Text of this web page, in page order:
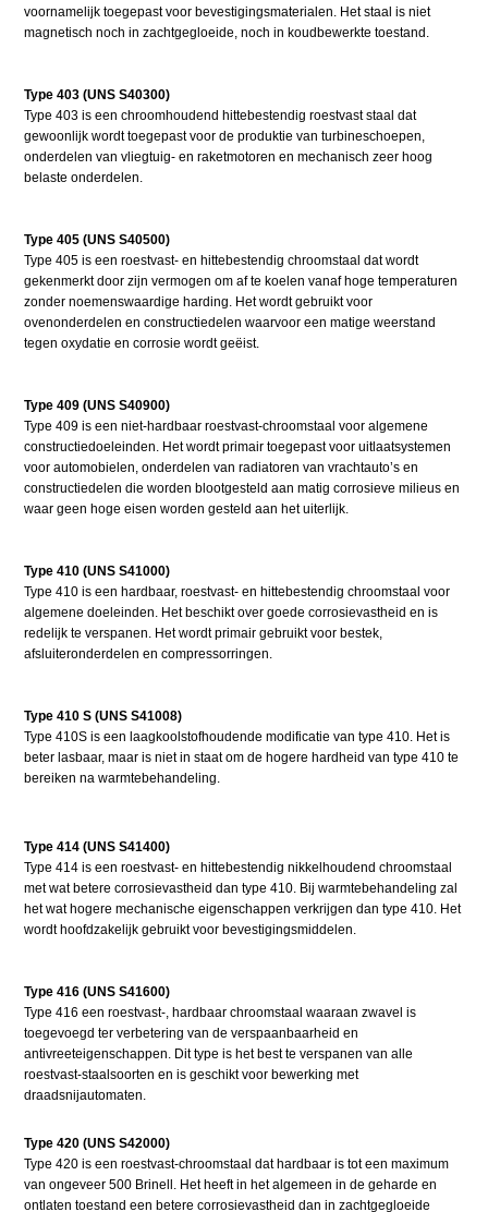
voornamelijk toegepast voor bevestigingsmaterialen. Het staal is niet
magnetisch noch in zachtgegloeide, noch in koudbewerkte toestand.
Type 403 (UNS S40300)
Type 403 is een chroomhoudend hittebestendig roestvast staal dat
gewoonlijk wordt toegepast voor de produktie van turbineschoepen,
onderdelen van vliegtuig- en raketmotoren en mechanisch zeer hoog
belaste onderdelen.
Type 405 (UNS S40500)
Type 405 is een roestvast- en hittebestendig chroomstaal dat wordt
gekenmerkt door zijn vermogen om af te koelen vanaf hoge temperaturen
zonder noemenswaardige harding. Het wordt gebruikt voor
ovenonderdelen en constructiedelen waarvoor een matige weerstand
tegen oxydatie en corrosie wordt geëist.
Type 409 (UNS S40900)
Type 409 is een niet-hardbaar roestvast-chroomstaal voor algemene
constructiedoeleinden. Het wordt primair toegepast voor uitlaatsystemen
voor automobielen, onderdelen van radiatoren van vrachtauto’s en
constructiedelen die worden blootgesteld aan matig corrosieve milieus en
waar geen hoge eisen worden gesteld aan het uiterlijk.
Type 410 (UNS S41000)
Type 410 is een hardbaar, roestvast- en hittebestendig chroomstaal voor
algemene doeleinden. Het beschikt over goede corrosievastheid en is
redelijk te verspanen. Het wordt primair gebruikt voor bestek,
afsluiteronderdelen en compressorringen.
Type 410 S (UNS S41008)
Type 410S is een laagkoolstofhoudende modificatie van type 410. Het is
beter lasbaar, maar is niet in staat om de hogere hardheid van type 410 te
bereiken na warmtebehandeling.
Type 414 (UNS S41400)
Type 414 is een roestvast- en hittebestendig nikkelhoudend chroomstaal
met wat betere corrosievastheid dan type 410. Bij warmtebehandeling zal
het wat hogere mechanische eigenschappen verkrijgen dan type 410. Het
wordt hoofdzakelijk gebruikt voor bevestigingsmiddelen.
Type 416 (UNS S41600)
Type 416 een roestvast-, hardbaar chroomstaal waaraan zwavel is
toegevoegd ter verbetering van de verspaanbaarheid en
antivreeteigenschappen. Dit type is het best te verspanen van alle
roestvast-staalsoorten en is geschikt voor bewerking met
draadsnijautomaten.
Type 420 (UNS S42000)
Type 420 is een roestvast-chroomstaal dat hardbaar is tot een maximum
van ongeveer 500 Brinell. Het heeft in het algemeen in de geharde en
ontlaten toestand een betere corrosievastheid dan in zachtgegloeide